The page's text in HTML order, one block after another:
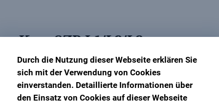
2. Juni 2025 – 6. Juni 2025
Ausbildungsbasis Hannover
Durch die Nutzung dieser Webseite erklären Sie
sich mit der Verwendung von Cookies
einverstanden. Detaillierte Informationen über
den Einsatz von Cookies auf dieser Webseite